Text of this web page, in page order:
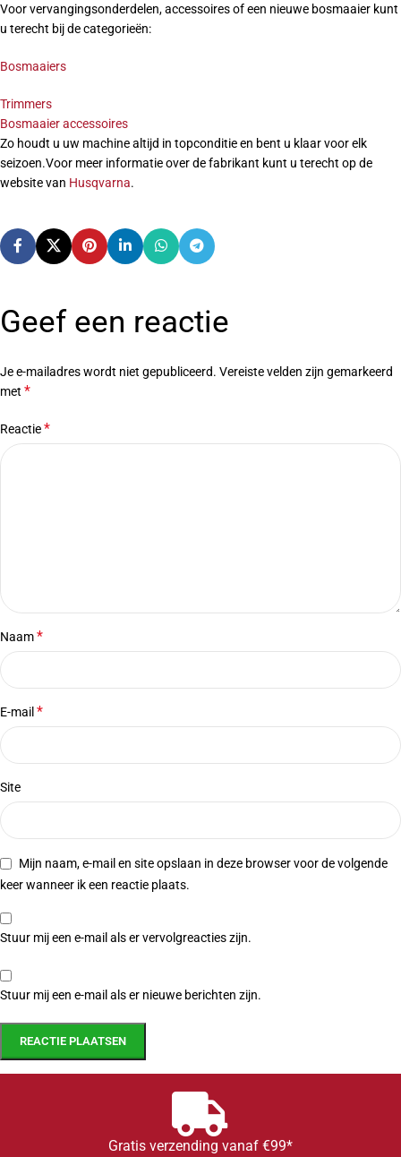
Voor vervangingsonderdelen, accessoires of een nieuwe bosmaaier kunt
u terecht bij de categorieën:
Bosmaaiers
Trimmers
Bosmaaier accessoires
Zo houdt u uw machine altijd in topconditie en bent u klaar voor elk
seizoen.Voor meer informatie over de fabrikant kunt u terecht op de
website van Husqvarna.
Geef een reactie
Je e-mailadres wordt niet gepubliceerd. Vereiste velden zijn gemarkeerd
met *
Reactie*
Naam*
E-mail *
Site
Mijn naam, e-mail en site opslaan in deze browser voor de volgende
keer wanneer ik een reactie plaats.
Stuur mij een e-mail als er vervolgreacties zijn.
Stuur mij een e-mail als er nieuwe berichten zijn.
Gratis verzending vanaf €99*